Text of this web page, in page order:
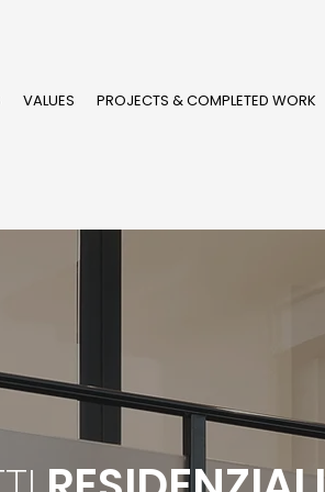
VALUES PROJECTS & COMPLETED WORK